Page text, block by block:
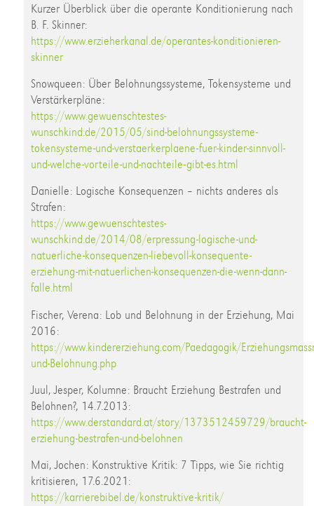
Kurzer Überblick über die operante Konditionierung nach
B. F. Skinner:
https://www.erzieherkanal.de/operantes-konditionieren-
skinner
Snowqueen: Über Belohnungssysteme, Tokensysteme und
Verstärkerpläne:
https://www.gewuenschtestes-
wunschkind.de/2015/05/sind-belohnungssysteme-
tokensysteme-und-verstaerkerplaene-fuer-kinder-sinnvoll-
und-welche-vorteile-und-nachteile-gibt-es.html
Danielle: Logische Konsequenzen – nichts anderes als
Strafen:
https://www.gewuenschtestes-
wunschkind.de/2014/08/erpressung-logische-und-
natuerliche-konsequenzen-liebevoll-konsequente-
erziehung-mit-natuerlichen-konsequenzen-die-wenn-dann-
falle.html
Fischer, Verena: Lob und Belohnung in der Erziehung, Mai
2016:
https://www.kindererziehung.com/Paedagogik/
und-Belohnung.php
Juul, Jesper, Kolumne: Braucht Erziehung Bestrafen und
Belohnen?, 14.7.2013:
https://www.derstandard.at/story/1373512459729/braucht-
erziehung-bestrafen-und-belohnen
Mai, Jochen: Konstruktive Kritik: 7 Tipps, wie Sie richtig
kritisieren, 17.6.2021:
https://karrierebibel.de/konstruktive-kritik/